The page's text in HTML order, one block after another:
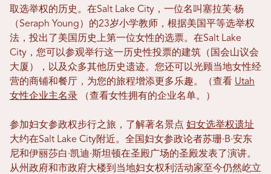
取选举权的历史。在Salt Lake City，一位名叫塞拉芙·杨
（Seraph Young）的23岁小学教师，根据美国平等选举权
法，投出了美国历史上第一位女性的选票。在Salt Lake
City，您可以参观举行这一历史性投票的建筑（国会山议会
大厦），以及众多其他历史遗迹。您还可以光顾当地女性经
营的商铺和餐厅，为您的旅程增添更多乐趣。（查看 Utah
女性企业主名录 （查看女性拥有的企业名单。）
参加妇女参政权步行之旅，了解著名景点 妇女选举权遗址
大约在Salt Lake City附近。全国妇女参政论者苏珊·B·安东
尼和伊丽莎白·凯迪·斯坦顿在圣殿广场的圣殿发表了演讲。
从州政府和市政府大楼到当地妇女权利活动家至今仍然屹立